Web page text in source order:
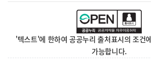
'텍스트'에 한하여 공공누리 출처표시의 조건
가능합니다.